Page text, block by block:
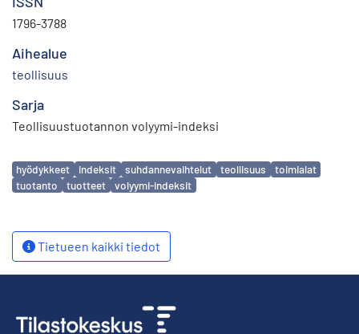
1796-3788
Aihealue
teollisuus
Sarja
Teollisuustuotannon volyymi-indeksi
Avainsanat
hyödykkeet indeksit suhdannevaihtelut teollisuus
toimialat
tuotanto
tuotteet volyymi-indeksit
Tietueen kaikki tiedot